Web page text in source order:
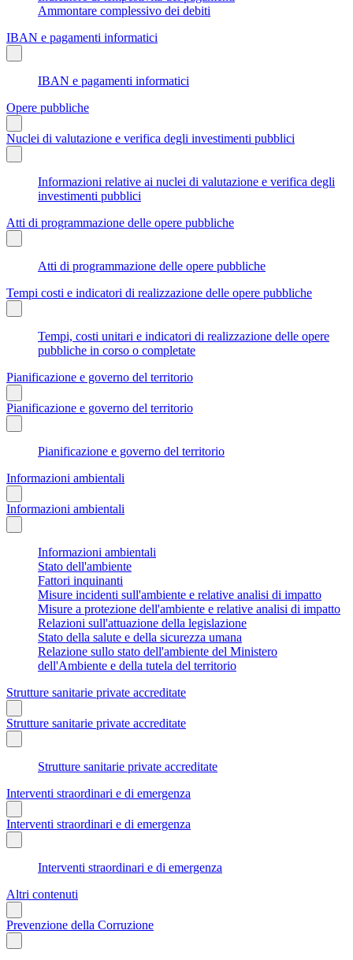
Ammontare complessivo dei debiti
IBAN e pagamenti informatici
IBAN e pagamenti informatici
Opere pubbliche
Nuclei di valutazione e verifica degli investimenti pubblici
Informazioni relative ai nuclei di valutazione e verifica degli
investimenti pubblici
Atti di programmazione delle opere pubbliche
Atti di programmazione delle opere pubbliche
Tempi costi e indicatori di realizzazione delle opere pubbliche
Tempi, costi unitari e indicatori di realizzazione delle opere
pubbliche in corso o completate
Pianificazione e governo del territorio
Pianificazione e governo del territorio
Pianificazione e governo del territorio
Informazioni ambientali
Informazioni ambientali
Informazioni ambientali
Stato dell'ambiente
Fattori inquinanti
Misure incidenti sull'ambiente e relative analisi di impatto
Misure a protezione dell'ambiente e relative analisi di impatto
Relazioni sull'attuazione della legislazione
Stato della salute e della sicurezza umana
Relazione sullo stato dell'ambiente del Ministero
dell'Ambiente e della tutela del territorio
Strutture sanitarie private accreditate
Strutture sanitarie private accreditate
Strutture sanitarie private accreditate
Interventi straordinari e di emergenza
Interventi straordinari e di emergenza
Interventi straordinari e di emergenza
Altri contenuti
Prevenzione della Corruzione